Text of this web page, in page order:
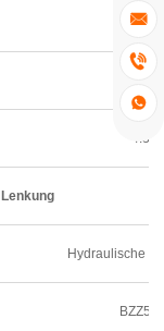



239g/
Lenkung
Hydraulische
BZZ5-